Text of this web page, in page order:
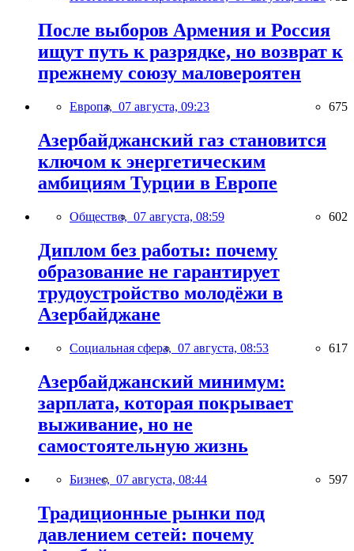
После выборов Армения и Россия
ищут путь к разрядке, но возврат к
прежнему союзу маловероятен
Европа, 07 августа, 09:23 675
Азербайджанский газ становится
ключом к энергетическим
амбициям Турции в Европе
Общество, 07 августа, 08:59 602
Диплом без работы: почему
образование не гарантирует
трудоустройство молодёжи в
Азербайджане
Социальная сфера, 07 августа, 08:53 617
Азербайджанский минимум:
зарплата, которая покрывает
выживание, но не
самостоятельную жизнь
Бизнес, 07 августа, 08:44 597
Традиционные рынки под
давлением сетей: почему